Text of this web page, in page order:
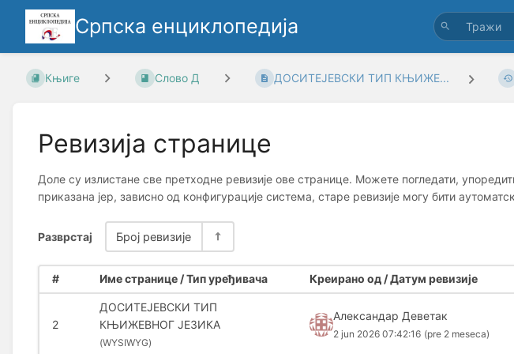
Српска енциклопедија
Књиге Слово Д ДОСИТЕЈЕВСКИ ТИП КЊИЖЕ...
Ревизија странице
Доле су излистане све претходне ревизије ове странице. Можете погледати,
приказана јер, зависно од конфигурације система, старе ревизије могу бити
Разврстај Број ревизије
# Име странице / Тип уређивача Креирано од / Датум ревизије
2
ДОСИТЕЈЕВСКИ ТИП
КЊИЖЕВНОГ ЈЕЗИКА
(WYSIWYG)
Александар Деветак
2 jun 2026 07:42:16 (pre 2 meseca)